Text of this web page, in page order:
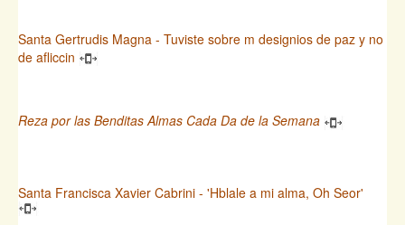
Santa Gertrudis Magna - Tuviste sobre m designios de paz y no
de afliccin
Reza por las Benditas Almas Cada Da de la Semana
Santa Francisca Xavier Cabrini - 'Hblale a mi alma, Oh Seor'